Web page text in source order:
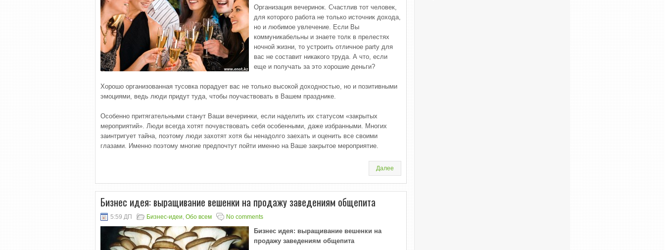
Организация вечеринок. Счастлив тот человек,
для которого работа не только источник дохода,
но и любимое увлечение. Если Вы
коммуникабельны и знаете толк в прелестях
ночной жизни, то устроить отличное party для
вас не составит никакого труда. А что, если
еще и получать за это хорошие деньги?
Хорошо организованная тусовка порадует вас не только высокой доходностью, но и позитивными
эмоциями, ведь люди придут туда, чтобы поучаствовать в Вашем празднике.
Особенно притягательными станут Ваши вечеринки, если наделить их статусом «закрытых
мероприятий». Люди всегда хотят почувствовать себя особенными, даже избранными. Многих
заинтригует тайна, поэтому люди захотят хотя бы ненадолго заехать и оценить все своими
глазами. Именно поэтому многие предпочтут пойти именно на Ваше закрытое мероприятие.
Далее
Бизнес идея: выращивание вешенки на продажу заведениям общепита
5:59 ДП Бизнес-идеи, Обо всем No comments
Бизнес идея: выращивание вешенки на
продажу заведениям общепита